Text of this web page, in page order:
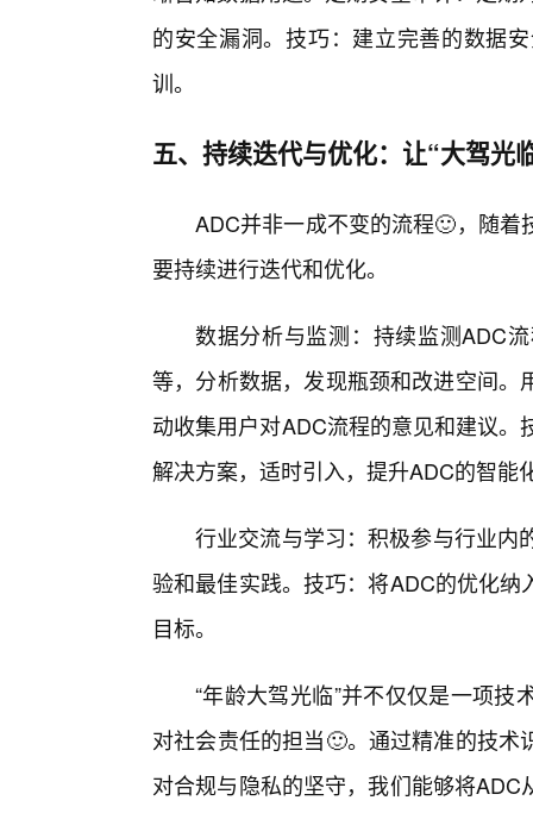
的安全漏洞。技巧：建立完善的数据
训。
五、持续迭代与优化：让“大驾光
ADC并非一成不变的流程🙂，随
要持续进行迭代和优化。
数据分析与监测：持续监测ADC
等，分析数据，发现瓶颈和改进空间
动收集用户对ADC流程的意见和建议
解决方案，适时引入，提升ADC的智能
行业交流与学习：积极参与行业内
验和最佳实践。技巧：将ADC的优化
目标。
“年龄大驾光临”并不仅仅是一项
对社会责任的担当🙂。通过精准的技
对合规与隐私的坚守，我们能够将